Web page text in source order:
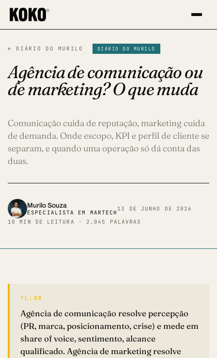
®
Iniciar um projeto
Preencha o formulário e a gente entra em
MOTIVO DO CONTATO *
SUA MENSAGEM *
← DIÁRIO DO MURILO DIÁRIO DO MURILO
Agência de comunicação ou
de marketing? O que muda
Comunicação cuida de reputação, marketing cuida
de demanda. Onde escopo, KPI e perfil de cliente se
separam, e quando uma operação só dá conta das
duas.
Murilo Souza
ESPECIALISTA EM MARTECH
13 DE JUNHO DE 2026
10 MIN DE LEITURA · 2.045 PALAVRAS
TL;DR
Agência de comunicação resolve percepção
(PR, marca, posicionamento, crise) e mede em
share of voice, sentimento, alcance
qualificado. Agência de marketing resolve